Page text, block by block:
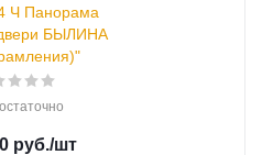
Ч Панорама
БЫЛИНА
руб./шт